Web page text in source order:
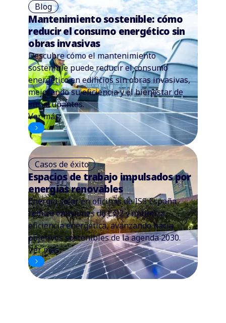
Blog
Mantenimiento sostenible: cómo
reducir el consumo energético sin
obras invasivas
Descubre cómo el mantenimiento
sostenible puede reducir el consumo
energético en edificios sin obras invasivas,
mejorando su eficiencia y el bienestar de
sus ocupantes.
Ver más
Casos de éxito
Espacios de trabajo impulsados por
energías renovables
Energía solar en oficinas de ISS España
reduce emisiones de CO2 y optimiza
eficiencia energética, avanzando hacia
objetivos sostenibles de la agenda 2030.
Ver más